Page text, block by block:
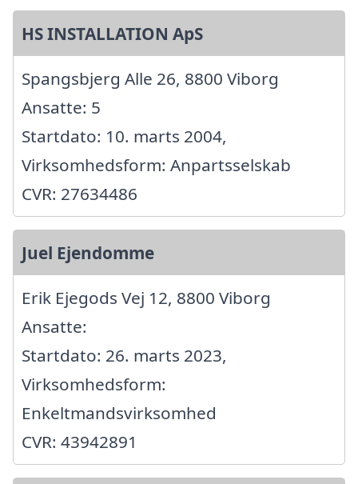
HS INSTALLATION ApS
Spangsbjerg Alle 26, 8800 Viborg
Ansatte: 5
Startdato: 10. marts 2004,
Virksomhedsform: Anpartsselskab
CVR: 27634486
Juel Ejendomme
Erik Ejegods Vej 12, 8800 Viborg
Ansatte:
Startdato: 26. marts 2023,
Virksomhedsform:
Enkeltmandsvirksomhed
CVR: 43942891